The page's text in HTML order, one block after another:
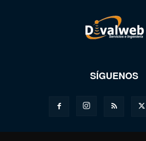
SÍGUENOS